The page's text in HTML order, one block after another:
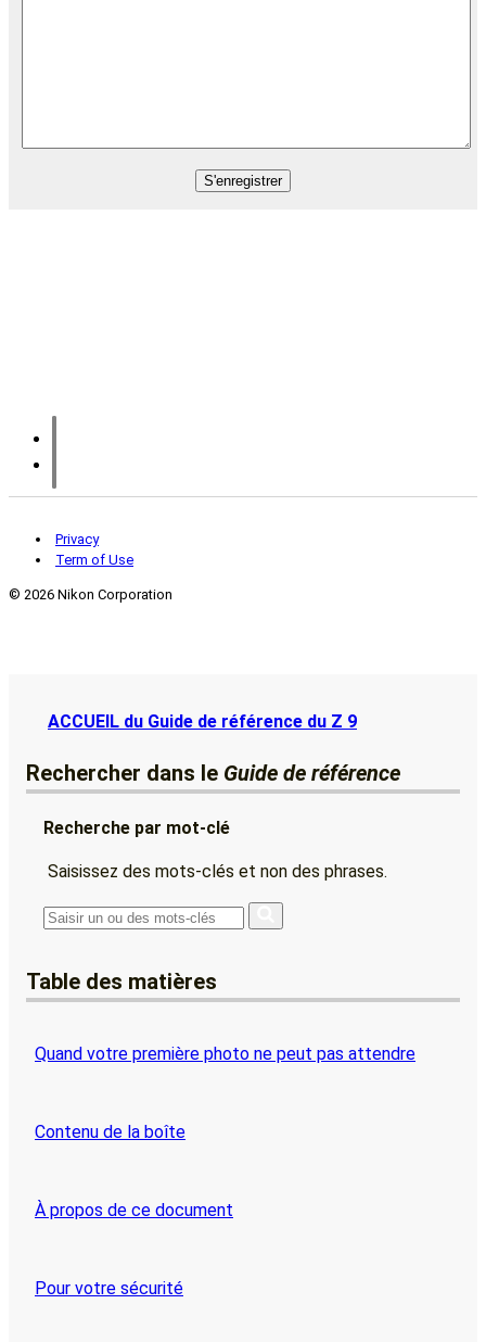
Privacy
Term of Use
© 2026 Nikon Corporation
ACCUEIL du Guide de référence du Z 9
Rechercher dans le Guide de référence
Recherche par mot-clé
Saisissez des mots-clés et non des phrases.
Table des matières
Quand votre première photo ne peut pas attendre
Contenu de la boîte
À propos de ce document
Pour votre sécurité